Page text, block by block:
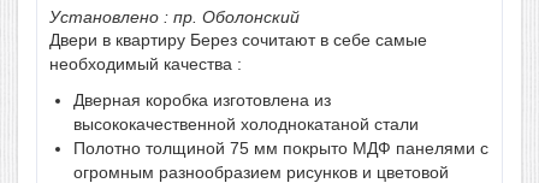
Установлено : пр. Оболонский
Двери в квартиру Берез сочитают в себе самые
необходимый качества :
Дверная коробка изготовлена из
высококачественной холоднокатаной стали
Полотно толщиной 75 мм покрыто МДФ панелями с
огромным разнообразием рисунков и цветовой